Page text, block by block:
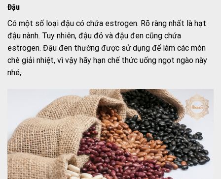
Đậu
Có một số loại đậu có chứa estrogen. Rõ ràng nhất là hạt
đậu nành. Tuy nhiên, đậu đỏ và đậu đen cũng chứa
estrogen. Đậu đen thường được sử dụng để làm các món
chè giải nhiệt, vì vậy hãy hạn chế thức uống ngọt ngào này
nhé,